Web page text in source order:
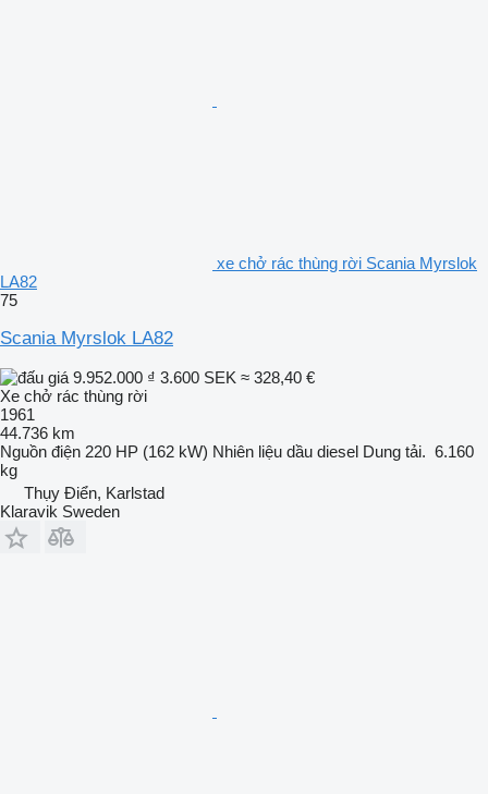
xe chở rác thùng rời Scania Myrslok
LA82
75
Scania Myrslok LA82
9.952.000 ₫ 3.600 SEK ≈ 328,40 €
Xe chở rác thùng rời
1961
44.736 km
Nguồn điện 220 HP (162 kW) Nhiên liệu dầu diesel Dung tải. 6.160
kg
Thụy Điển, Karlstad
Klaravik Sweden